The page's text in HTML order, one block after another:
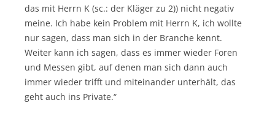
das mit Herrn K (sc.: der Kläger zu 2)) nicht negativ
meine. Ich habe kein Problem mit Herrn K, ich wollte
nur sagen, dass man sich in der Branche kennt.
Weiter kann ich sagen, dass es immer wieder Foren
und Messen gibt, auf denen man sich dann auch
immer wieder trifft und miteinander unterhält, das
geht auch ins Private.“